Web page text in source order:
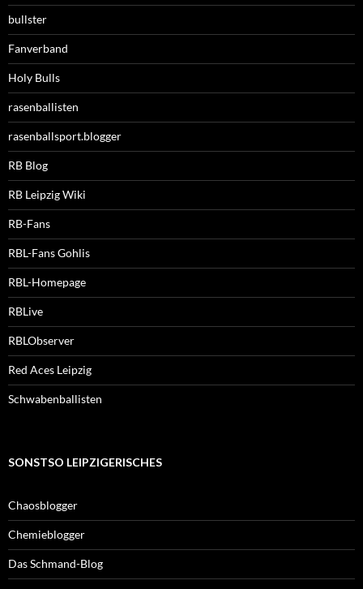
bullster
Fanverband
Holy Bulls
rasenballisten
rasenballsport.blogger
RB Blog
RB Leipzig Wiki
RB-Fans
RBL-Fans Gohlis
RBL-Homepage
RBLive
RBLObserver
Red Aces Leipzig
Schwabenballisten
SONSTSO LEIPZIGERISCHES
Chaosblogger
Chemieblogger
Das Schmand-Blog